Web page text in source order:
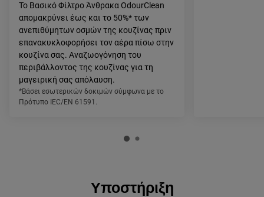
Το Βασικό Φίλτρο Άνθρακα OdourClean
απομακρύνει έως και το 50%* των
ανεπιθύμητων οσμών της κουζίνας πριν
επανακυκλοφορήσει τον αέρα πίσω στην
κουζίνα σας. Αναζωογόνηση του
περιβάλλοντος της κουζίνας για τη
μαγειρική σας απόλαυση.
*Βάσει εσωτερικών δοκιμών σύμφωνα με το
Πρότυπο IEC/EN 61591.
Υποστήριξη